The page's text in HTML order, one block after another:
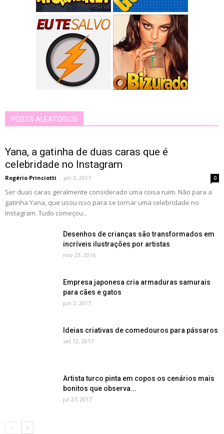
POSTS ALEATÓRIOS
Yana, a gatinha de duas caras que é
celebridade no Instagram
Rogério Princiotti - jan 3, 2017 0
Ser duas caras geralmente considerado uma coisa ruim. Não para a
gatinha Yana, que usou isso para se tornar uma celebridade no
Instagram. Tudo começou...
Desenhos de crianças são transformados em
incríveis ilustrações por artistas
nov 23, 2016
Empresa japonesa cria armaduras samurais
para cães e gatos
jun 2, 2017
Ideias criativas de comedouros para pássaros
set 12, 2017
Artista turco pinta em copos os cenários mais
bonitos que observa...
jul 27, 2017